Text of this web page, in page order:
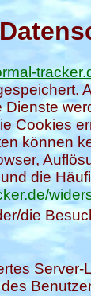
Cookies
können
die
die